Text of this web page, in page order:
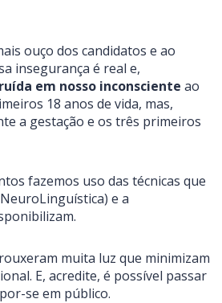
ouço dos candidatos e ao
insegurança é real e,
em nosso inconsciente ao
18 anos de vida, mas,
a gestação e os três primeiros
fazemos uso das técnicas que
e a
muita luz que minimizam
E, acredite, é possível passar
se em público.